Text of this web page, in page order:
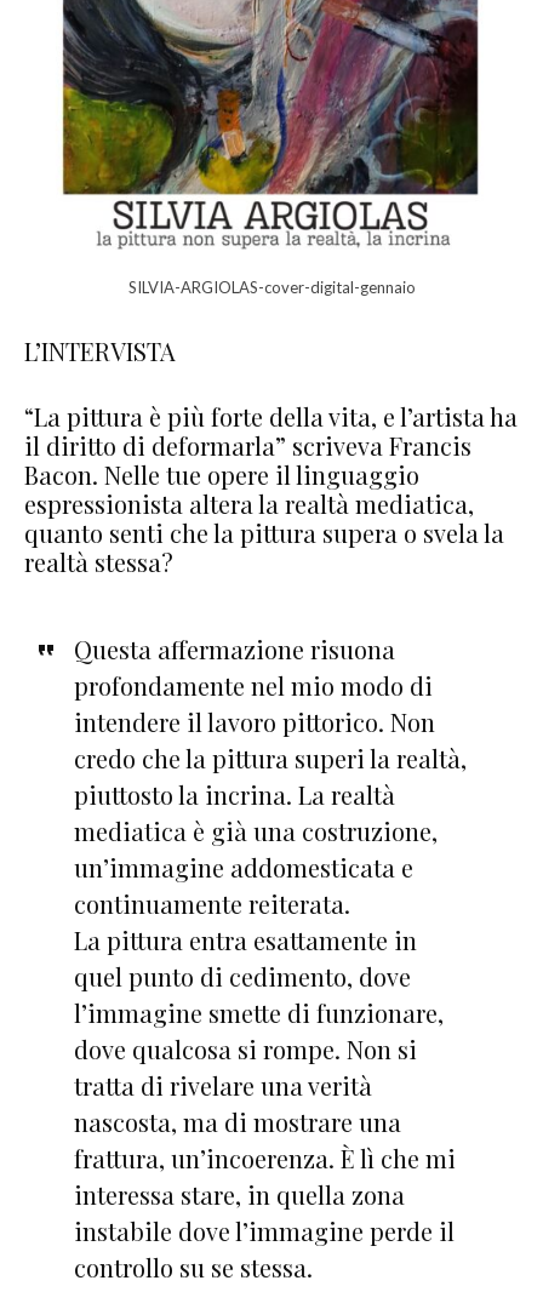
SILVIA-ARGIOLAS-cover-digital-gennaio
L’INTERVISTA
“La pittura è più forte della vita, e l’artista ha
il diritto di deformarla” scriveva Francis
Bacon. Nelle tue opere il linguaggio
espressionista altera la realtà mediatica,
quanto senti che la pittura supera o svela la
realtà stessa?
Questa affermazione risuona
profondamente nel mio modo di
intendere il lavoro pittorico. Non
credo che la pittura superi la realtà,
piuttosto la incrina. La realtà
mediatica è già una costruzione,
un’immagine addomesticata e
continuamente reiterata.
La pittura entra esattamente in
quel punto di cedimento, dove
l’immagine smette di funzionare,
dove qualcosa si rompe. Non si
tratta di rivelare una verità
nascosta, ma di mostrare una
frattura, un’incoerenza. È lì che mi
interessa stare, in quella zona
instabile dove l’immagine perde il
controllo su se stessa.